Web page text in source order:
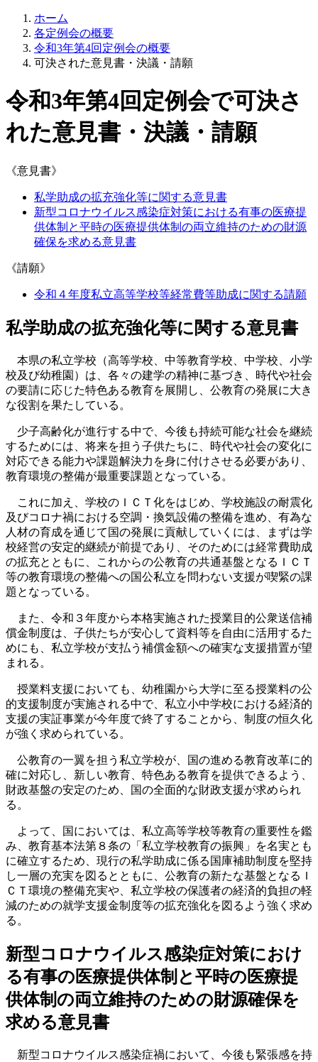
ホーム
各定例会の概要
令和3年第4回定例会の概要
可決された意見書・決議・請願
令和3年第4回定例会で可決さ
れた意見書・決議・請願
《意見書》
私学助成の拡充強化等に関する意見書
新型コロナウイルス感染症対策における有事の医療提
供体制と平時の医療提供体制の両立維持のための財源
確保を求める意見書
《請願》
令和４年度私立高等学校等経常費等助成に関する請願
私学助成の拡充強化等に関する意見書
本県の私立学校（高等学校、中等教育学校、中学校、小学
校及び幼稚園）は、各々の建学の精神に基づき、時代や社会
の要請に応じた特色ある教育を展開し、公教育の発展に大き
な役割を果たしている。
少子高齢化が進行する中で、今後も持続可能な社会を継続
するためには、将来を担う子供たちに、時代や社会の変化に
対応できる能力や課題解決力を身に付けさせる必要があり、
教育環境の整備が最重要課題となっている。
これに加え、学校のＩＣＴ化をはじめ、学校施設の耐震化
及びコロナ禍における空調・換気設備の整備を進め、有為な
人材の育成を通じて国の発展に貢献していくには、まずは学
校経営の安定的継続が前提であり、そのためには経常費助成
の拡充とともに、これからの公教育の共通基盤となるＩＣＴ
等の教育環境の整備への国公私立を問わない支援が喫緊の課
題となっている。
また、令和３年度から本格実施された授業目的公衆送信補
償金制度は、子供たちが安心して資料等を自由に活用するた
めにも、私立学校が支払う補償金額への確実な支援措置が望
まれる。
授業料支援においても、幼稚園から大学に至る授業料の公
的支援制度が実施される中で、私立小中学校における経済的
支援の実証事業が今年度で終了することから、制度の恒久化
が強く求められている。
公教育の一翼を担う私立学校が、国の進める教育改革に的
確に対応し、新しい教育、特色ある教育を提供できるよう、
財政基盤の安定のため、国の全面的な財政支援が求められ
る。
よって、国においては、私立高等学校等教育の重要性を鑑
み、教育基本法第８条の「私立学校教育の振興」を名実とも
に確立するため、現行の私学助成に係る国庫補助制度を堅持
し一層の充実を図るとともに、公教育の新たな基盤となるＩ
ＣＴ環境の整備充実や、私立学校の保護者の経済的負担の軽
減のための就学支援金制度等の拡充強化を図るよう強く求め
る。
新型コロナウイルス感染症対策におけ
る有事の医療提供体制と平時の医療提
供体制の両立維持のための財源確保を
求める意見書
新型コロナウイルス感染症禍において、今後も緊張感を持